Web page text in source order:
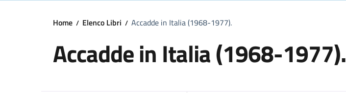
Home Elenco Libri Accadde in Italia (1968-1977).
Accadde in Italia (1968-1977).